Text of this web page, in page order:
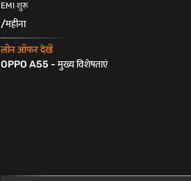
EMI शुरू
/महीना
लोन ऑफर देखें
OPPO A55 - मुख्य विशेषताएं